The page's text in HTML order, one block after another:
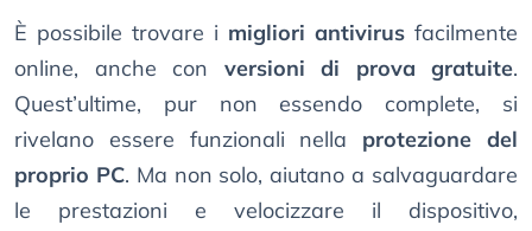
È possibile trovare i migliori antivirus facilmente
online, anche con versioni di prova gratuite.
Quest’ultime, pur non essendo complete, si
rivelano essere funzionali nella protezione del
proprio PC. Ma non solo, aiutano a salvaguardare
le prestazioni e velocizzare il dispositivo,